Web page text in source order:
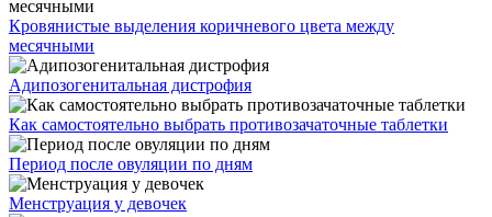
Кровянистые выделения коричневого цвета между
месячными
Адипозогенитальная дистрофия
Как самостоятельно выбрать противозачаточные таблетки
Период после овуляции по дням
Менструация у девочек